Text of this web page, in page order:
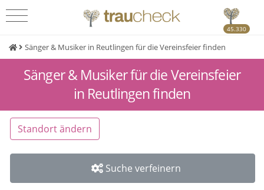
45.330
Sänger & Musiker in Reutlingen für die Vereinsfeier finden
Sänger & Musiker für die Vereinsfeier
in Reutlingen finden
Standort ändern
Suche verfeinern